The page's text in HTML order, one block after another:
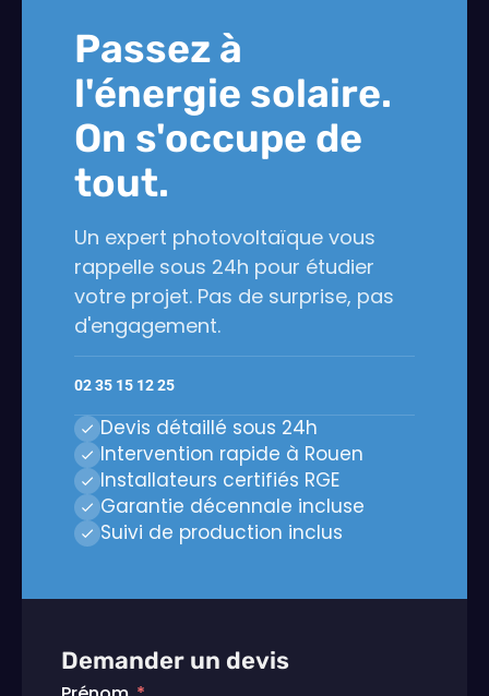
Passez à
l'énergie solaire.
On s'occupe de
tout.
Un expert photovoltaïque vous
rappelle sous 24h pour étudier
votre projet. Pas de surprise, pas
d'engagement.
02 35 15 12 25
Devis détaillé sous 24h
Intervention rapide à Rouen
Installateurs certifiés RGE
Garantie décennale incluse
Suivi de production inclus
Demander un devis